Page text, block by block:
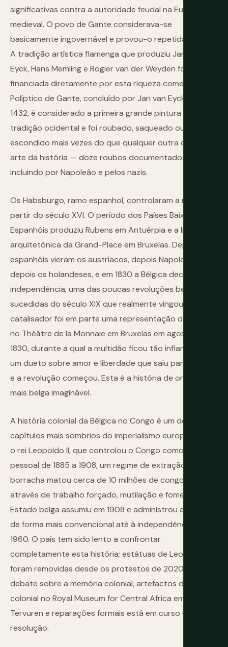
significativas contra a autoridade feudal na Europa
medieval. O povo de Gante considerava-se
basicamente ingovernável e provou-o repetidamente.
A tradição artística flamenga que produziu Jan van
Eyck, Hans Memling e Rogier van der Weyden foi
financiada diretamente por esta riqueza comercial. O
Políptico de Gante, concluído por Jan van Eyck em
1432, é considerado a primeira grande pintura a óleo da
tradição ocidental e foi roubado, saqueado ou
escondido mais vezes do que qualquer outra obra de
arte da história — doze roubos documentados,
incluindo por Napoleão e pelos nazis.
Os Habsburgo, ramo espanhol, controlaram a região a
partir do século XVI. O período dos Países Baixos
Espanhóis produziu Rubens em Antuérpia e a linguagem
arquitetónica da Grand-Place em Bruxelas. Depois dos
espanhóis vieram os austríacos, depois Napoleão,
depois os holandeses, e em 1830 a Bélgica declarou a
independência, uma das poucas revoluções bem-
sucedidas do século XIX que realmente vingou. O
catalisador foi em parte uma representação de ópera
no Théâtre de la Monnaie em Bruxelas em agosto de
1830, durante a qual a multidão ficou tão inflamada por
um dueto sobre amor e liberdade que saiu para as ruas
e a revolução começou. Esta é a história de origem
mais belga imaginável.
A história colonial da Bélgica no Congo é um dos
capítulos mais sombrios do imperialismo europeu. Sob
o rei Leopoldo II, que controlou o Congo como posse
pessoal de 1885 a 1908, um regime de extração de
borracha matou cerca de 10 milhões de congoleses
através de trabalho forçado, mutilação e fome. O
Estado belga assumiu em 1908 e administrou a colónia
de forma mais convencional até à independência em
1960. O país tem sido lento a confrontar
completamente esta história; estátuas de Leopoldo II
foram removidas desde os protestos de 2020, e o
debate sobre a memória colonial, artefactos da era
colonial no Royal Museum for Central Africa em
Tervuren e reparações formais está em curso e sem
resolução.